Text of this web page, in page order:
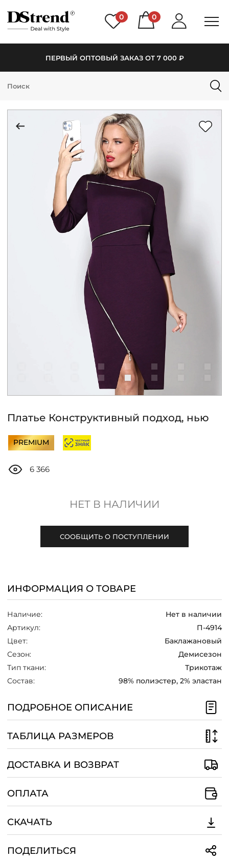
0 0
ПЕРВЫЙ ОПТОВЫЙ ЗАКАЗ ОТ 7 000 ₽
КАТАЛОГ
НОВИНКИ
PREMIUM
РАСПРОДАЖА
АКЦИИ
ЧАСТО ЗАДАВАЕМЫЕ ВОПРОСЫ
ТАБЛИЦА РАЗМЕРОВ
+7 (800) 511-35-10
MANAGER@DSTREND.RU
ЗАКАЗАТЬ ЗВОНОК
Платье Конструктивный подход, нью
PREMIUM
6 366
НЕТ В НАЛИЧИИ
СООБЩИТЬ О ПОСТУПЛЕНИИ
ИНФОРМАЦИЯ О ТОВАРЕ
Наличие:
Нет в наличии
Артикул:
П-4914
Цвет:
Баклажановый
Сезон:
Демисезон
Тип ткани:
Трикотаж
Состав:
98% полиэстер, 2% эластан
ПОДРОБНОЕ ОПИСАНИЕ
ТАБЛИЦА РАЗМЕРОВ
ДОСТАВКА И ВОЗВРАТ
ОПЛАТА
СКАЧАТЬ
ПОДЕЛИТЬСЯ